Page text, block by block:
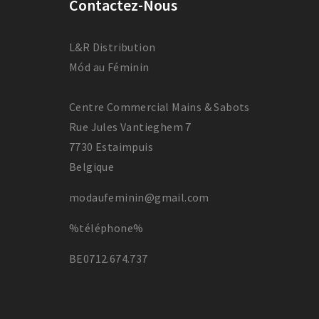
Contactez-Nous
L&R Distribution
Mód au Féminin
Centre Commercial Mains & Sabots
Rue Jules Vantieghem 7
7730 Estaimpuis
Belgique
modaufeminin@gmail.com
%téléphone%
BE0712.674.737